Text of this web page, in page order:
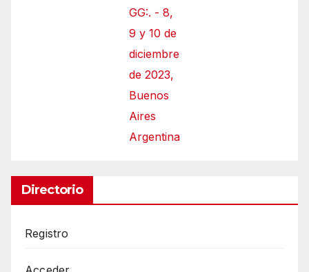
GG:. - 8,
9 y 10 de
diciembre
de 2023,
Buenos
Aires
Argentina
Directorio
Registro